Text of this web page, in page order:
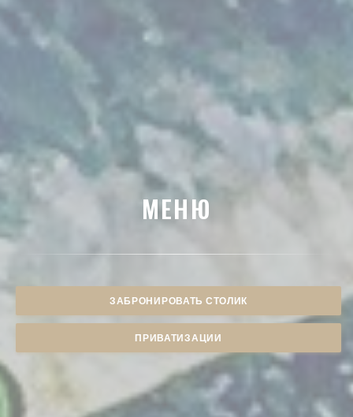
МЕНЮ
ЗАБРОНИРОВАТЬ СТОЛИК
ПРИВАТИЗАЦИИ